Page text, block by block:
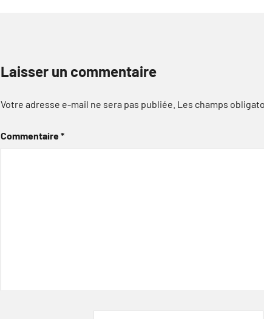
Laisser un commentaire
Votre adresse e-mail ne sera pas publiée. Les champs
Commentaire*